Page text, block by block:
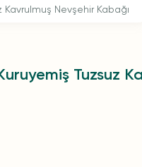
Nevşehir Kabağı
Tuzsuz